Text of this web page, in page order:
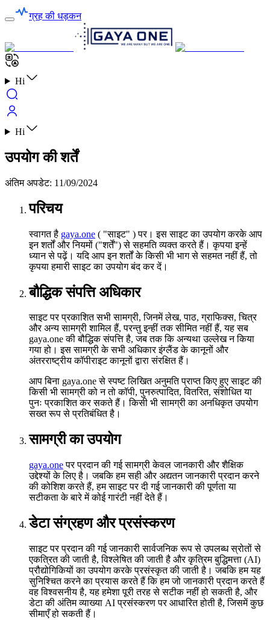
ग्रह की धड़कन
Hi
Hi
उपयोग की शर्तें
अंतिम अपडेट: 11/09/2024
परिचय
स्वागत है gaya.one ( "साइट" ) पर। इस साइट का उपयोग करके आप
इन शर्तों और नियमों ("शर्तें") से सहमति व्यक्त करते हैं। कृपया इन्हें
ध्यान से पढ़ें। यदि आप इन शर्तों के किसी भी भाग से सहमत नहीं हैं, तो
कृपया हमारी साइट का उपयोग बंद कर दें।
बौद्धिक संपत्ति अधिकार
साइट पर प्रकाशित सभी सामग्री, जिनमें लेख, पाठ, ग्राफिक्स, चित्र
और अन्य सामग्री शामिल हैं, परन्तु इन्हीं तक सीमित नहीं हैं, यह सब
gaya.one की बौद्धिक संपत्ति है, जब तक कि अन्यथा उल्लेख न किया
गया हो। इस सामग्री के सभी अधिकार इंग्लैंड के कानूनों और
अंतरराष्ट्रीय कॉपीराइट कानूनों द्वारा संरक्षित हैं।
आप बिना gaya.one से स्पष्ट लिखित अनुमति प्राप्त किए हुए साइट की
किसी भी सामग्री को न तो कॉपी, पुनरुत्पादित, वितरित, संशोधित या
पुनः प्रकाशित कर सकते हैं। किसी भी सामग्री का अनधिकृत उपयोग
सख्त रूप से प्रतिबंधित है।
सामग्री का उपयोग
gaya.oneपर प्रदान की गई सामग्री केवल जानकारी और शैक्षिक
उद्देश्यों के लिए है। जबकि हम सही और अद्यतन जानकारी प्रदान करने
की कोशिश करते हैं, हम साइट पर दी गई जानकारी की पूर्णता या
सटीकता के बारे में कोई गारंटी नहीं देते हैं।
डेटा संग्रहण और प्रसंस्करण
साइट पर प्रदान की गई जानकारी सार्वजनिक रूप से उपलब्ध स्रोतों से
एकत्रित की जाती है, विश्लेषित की जाती है और कृत्रिम बुद्धिमत्ता (AI)
प्रौद्योगिकियों का उपयोग करके प्रसंस्कृत की जाती है। जबकि हम यह
सुनिश्चित करने का प्रयास करते हैं कि हम जो जानकारी प्रदान करते हैं
वह विश्वसनीय है, यह हमेशा पूरी तरह से सटीक नहीं हो सकती है, और
डेटा की अंतिम व्याख्या AI प्रसंस्करण पर आधारित होती है, जिसमें कुछ
सीमाएँ हो सकती हैं।